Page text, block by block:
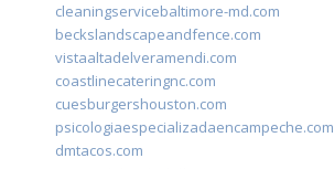
cleaningservicebaltimore-md.com
beckslandscapeandfence.com
vistaaltadelveramendi.com
coastlinecateringnc.com
cuesburgershouston.com
psicologiaespecializadaencampeche.com
dmtacos.com